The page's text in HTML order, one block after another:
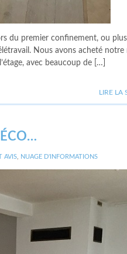
du premier confinement, ou
Nous avons acheté notre
avec beaucoup de […]
LIRE LA
AVIS, NUAGE D'INFORMATIONS